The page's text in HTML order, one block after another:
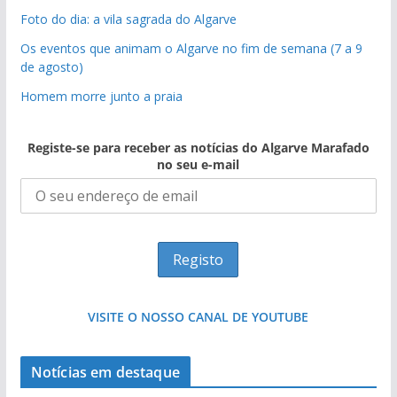
Foto do dia: a vila sagrada do Algarve
Os eventos que animam o Algarve no fim de semana (7 a 9
de agosto)
Homem morre junto a praia
Registe-se para receber as notícias do Algarve Marafado
no seu e-mail
VISITE O NOSSO CANAL DE YOUTUBE
Notícias em destaque